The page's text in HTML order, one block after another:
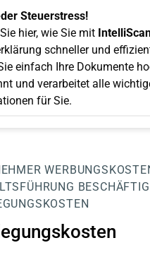
Steuerstress!
hier, wie Sie mit
schneller und
einfach Ihre Dokumente
und verarbeitet alle
für Sie.